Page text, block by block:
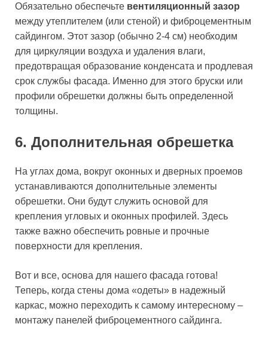
Обязательно обеспечьте вентиляционный зазор
между утеплителем (или стеной) и фиброцементным
сайдингом. Этот зазор (обычно 2-4 см) необходим
для циркуляции воздуха и удаления влаги,
предотвращая образование конденсата и продлевая
срок службы фасада. Именно для этого бруски или
профили обрешетки должны быть определенной
толщины.
6. Дополнительная обрешетка
На углах дома, вокруг оконных и дверных проемов
устанавливаются дополнительные элементы
обрешетки. Они будут служить основой для
крепления угловых и оконных профилей. Здесь
также важно обеспечить ровные и прочные
поверхности для крепления.
Вот и все, основа для нашего фасада готова!
Теперь, когда стены дома «одеты» в надежный
каркас, можно переходить к самому интересному –
монтажу панелей фиброцементного сайдинга.